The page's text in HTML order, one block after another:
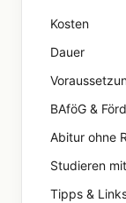
Kosten
Dauer
BAföG &
Abitur ohne
Studieren
Tipps &